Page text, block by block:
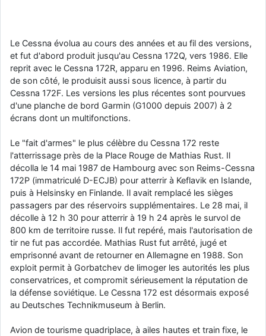
Le Cessna évolua au cours des années et au fil des versions,
et fut d'abord produit jusqu'au Cessna 172Q, vers 1986. Elle
reprit avec le Cessna 172R, apparu en 1996. Reims Aviation,
de son côté, le produisit aussi sous licence, à partir du
Cessna 172F. Les versions les plus récentes sont pourvues
d'une planche de bord Garmin (G1000 depuis 2007) à 2
écrans dont un multifonctions.
Le "fait d'armes" le plus célèbre du Cessna 172 reste
l'atterrissage près de la Place Rouge de Mathias Rust. Il
décolla le 14 mai 1987 de Hambourg avec son Reims-Cessna
172P (immatriculé D-ECJB) pour atterrir à Keflavik en Islande,
puis à Helsinsky en Finlande. Il avait remplacé les sièges
passagers par des réservoirs supplémentaires. Le 28 mai, il
décolle à 12 h 30 pour atterrir à 19 h 24 après le survol de
800 km de territoire russe. Il fut repéré, mais l'autorisation de
tir ne fut pas accordée. Mathias Rust fut arrêté, jugé et
emprisonné avant de retourner en Allemagne en 1988. Son
exploit permit à Gorbatchev de limoger les autorités les plus
conservatrices, et compromit sérieusement la réputation de
la défense soviétique. Le Cessna 172 est désormais exposé
au Deutsches Technikmuseum à Berlin.
Avion de tourisme quadriplace, à ailes hautes et train fixe, le